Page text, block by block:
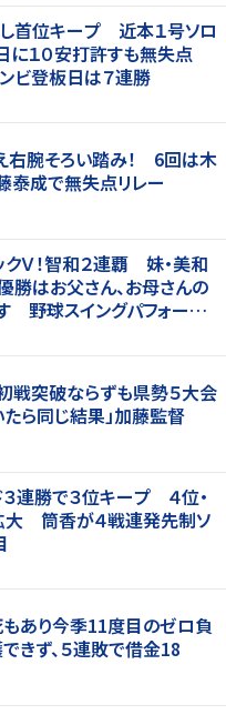
首位キープ 近本１号ソロ
１０安打許すも無失点
ビ登板日は７連勝
右腕そろい踏み！ 6回は木
泰成で無失点リレー
Ｖ！智和２連覇 妹・美和
勝はお父さん、お母さんの
野球スイングパフォーマ
ちらり「妹が先に決めて
戦突破ならずも県勢５大会
ら同じ結果」加藤監督
連勝で３位キープ ４位・
大 筒香が４戦連発先制ソ
もあり今季11度目のゼロ負
ず、５連敗で借金18